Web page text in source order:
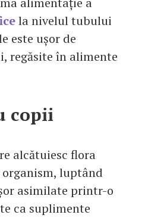
la nivelul tubului
este ușor de
regăsite în alimente
copii
alcătuiesc flora
luptând
asimilate printr-o
ca suplimente